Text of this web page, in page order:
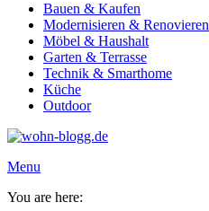
Bauen & Kaufen
Modernisieren & Renovieren
Möbel & Haushalt
Garten & Terrasse
Technik & Smarthome
Küche
Outdoor
Menu
You are here: